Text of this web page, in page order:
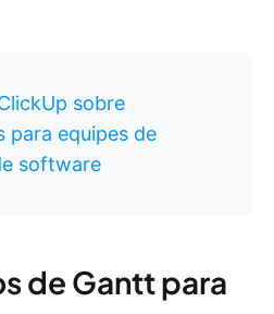
sobre
para equipes de
software
de Gantt para